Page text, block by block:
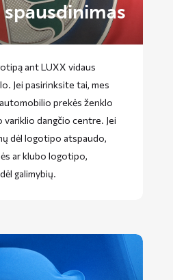
ant LUXX vidaus
Jei pasirinksite tai, mes
prekės ženklo
dangčio centre. Jei
dėl logotipo atspaudo,
ar klubo logotipo,
galimybių.